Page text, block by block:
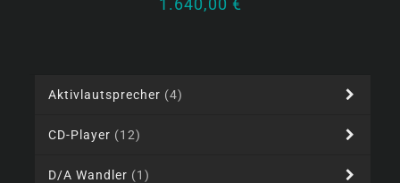
1.640,00 €
Aktivlautsprecher (4)
CD-Player (12)
D/A Wandler (1)